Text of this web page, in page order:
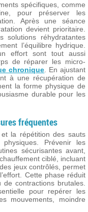
spécifiques, comme
pour préserver les
Après une séance
devient prioritaire.
solutions réhydratantes
l’équilibre hydrique.
effort sont tout aussi
de réparer les micro-
chronique . En ajustant
à une récupération de
la forme physique de
durable pour les
fréquentes
et la répétition des sauts
Prévenir les
sécurisantes avant,
ciblé, incluant
jeux contrôlés, permet
Cette phase réduit
de contractions brutales.
pour repérer les
mouvements, moindre